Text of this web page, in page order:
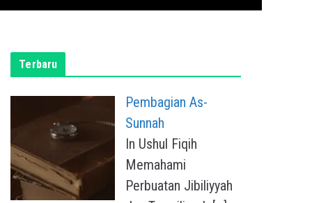
Terbaru
Pembagian As-
Sunnah
In Ushul Fiqih
Memahami
Perbuatan Jibiliyyah